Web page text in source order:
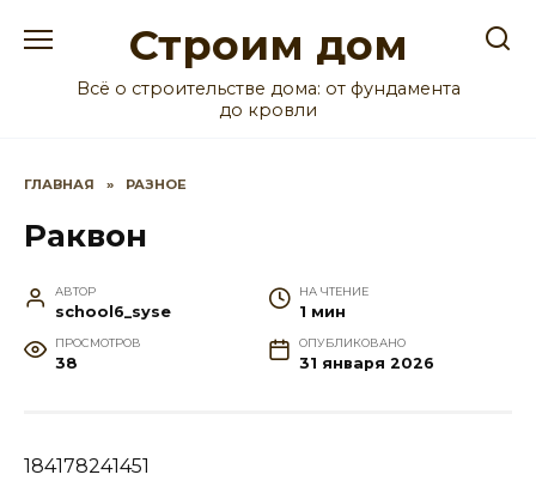
Строим дом
Всё о строительстве дома: от фундамента
до кровли
ГЛАВНАЯ » РАЗНОЕ
Раквон
АВТОР
school6_syse
НА ЧТЕНИЕ
1 мин
ПРОСМОТРОВ
38
ОПУБЛИКОВАНО
31 января 2026
184178241451